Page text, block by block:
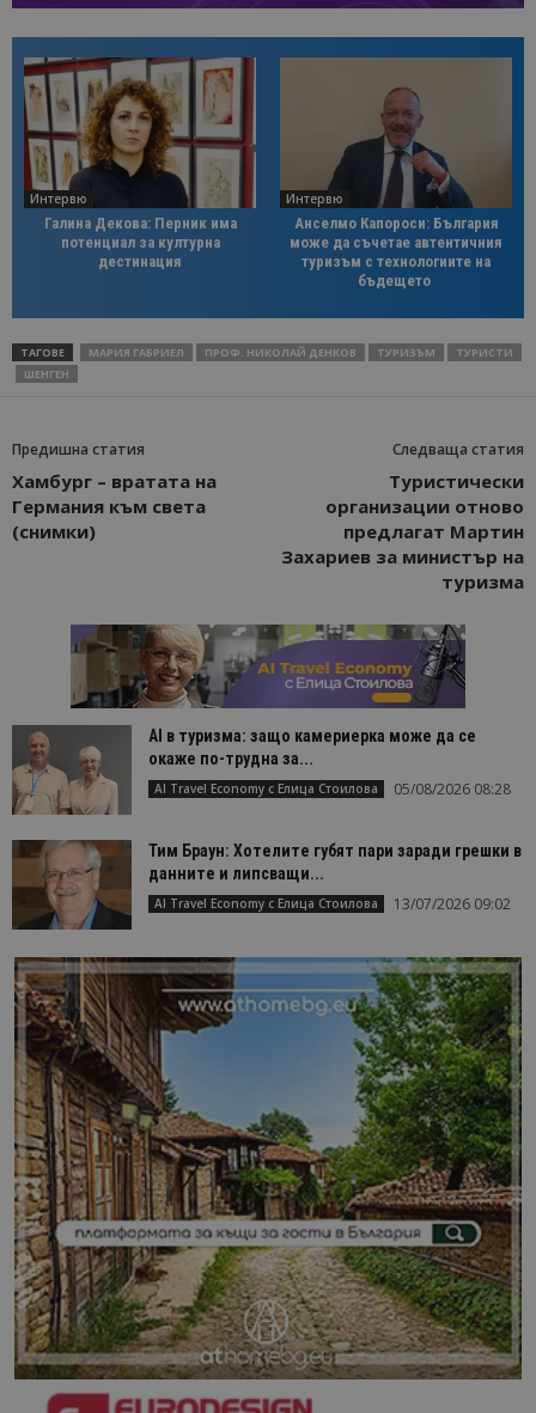
Интервю
Галина Декова: Перник има
потенциал за културна
дестинация
Интервю
Анселмо Капороси: България
може да съчетае автентичния
туризъм с технологиите на
бъдещето
ТАГОВЕ МАРИЯ ГАБРИЕЛ ПРОФ. НИКОЛАЙ ДЕНКОВ ТУРИЗЪМ
ТУРИСТИ
ШЕНГЕН
Предишна статия
Хамбург – вратата на
Германия към света
(снимки)
Следваща статия
Туристически
организации отново
предлагат Мартин
Захариев за министър на
туризма
AI в туризма: защо камериерка може да се
окаже по-трудна за...
AI Travel Economy с Елица Стоилова 05/08/2026 08:28
Тим Браун: Хотелите губят пари заради грешки в
данните и липсващи...
AI Travel Economy с Елица Стоилова 13/07/2026 09:02